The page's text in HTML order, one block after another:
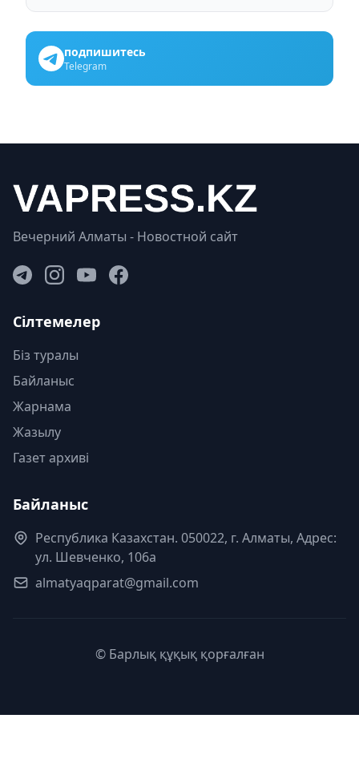
подпишитесь
Telegram
Вечерний Алматы - Новостной сайт
Сілтемелер
Біз туралы
Байланыс
Жарнама
Жазылу
Газет архиві
Байланыс
Республика Казахстан. 050022, г. Алматы, Адрес:
ул. Шевченко, 106а
almatyaqparat@gmail.com
© Барлық құқық қорғалған